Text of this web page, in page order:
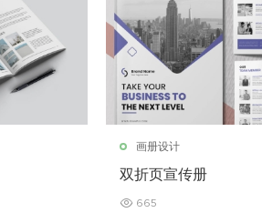
画册设计
双折页宣传册
665